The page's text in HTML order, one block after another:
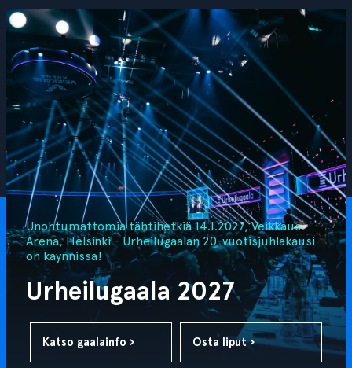
Unohtumattomia tähtihetkiä 14.1.2027, Veikkaus
Arena, Helsinki - Urheilugaalan 20-vuotisjuhlakausi
on käynnissä!
Urheilugaala 2027
Katso gaalainfo › Osta liput ›